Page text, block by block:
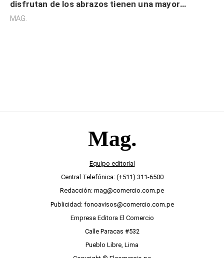
disfrutan de los abrazos tienen una mayor
sensibilidad a los estímulos físicos y no es por
MAG.
Equipo editorial
Central Telefónica: (+511) 311-6500
Redacción: mag@comercio.com.pe
Publicidad: fonoavisos@comercio.com.pe
Empresa Editora El Comercio
Calle Paracas #532
Pueblo Libre, Lima